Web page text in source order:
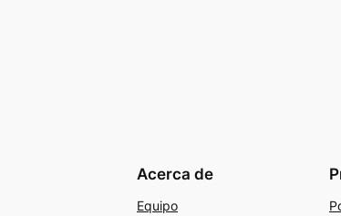
Acerca de
Equipo